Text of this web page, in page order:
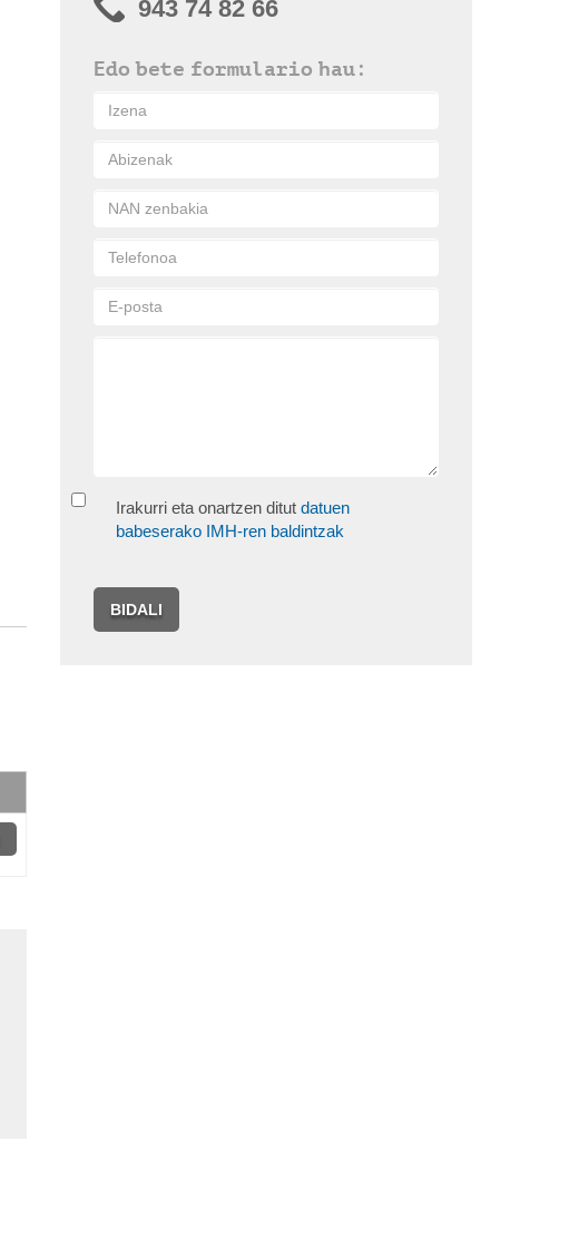
943 74 82 66
Edo bete formulario hau:
Irakurri eta onartzen ditut datuen
babeserako IMH-ren baldintzak
BIDALI